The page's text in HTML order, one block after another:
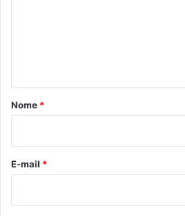
r
*
Nome *
E-mail *